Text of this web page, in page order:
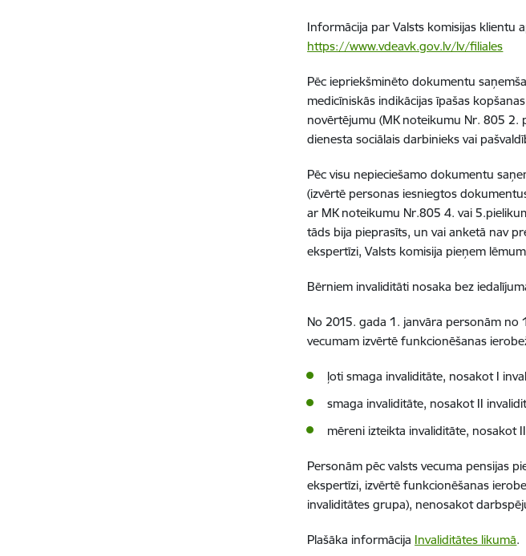
Informācija par Valsts komisijas klientu
https://www.vdeavk.gov.lv/lv/filiales
Pēc iepriekšminēto dokumentu
medicīniskās indikācijas īpašas
novērtējumu (MK noteikumu Nr. 805 2.
dienesta sociālais darbinieks vai
Pēc visu nepieciešamo dokumentu
(izvērtē personas iesniegtos
ar MK noteikumu Nr.805 4. vai
tāds bija pieprasīts, un vai anketā nav
ekspertīzi, Valsts komisija pieņem
Bērniem invaliditāti nosaka bez
No 2015. gada 1. janvāra personām no
vecumam izvērtē funkcionēšanas
ļoti smaga invaliditāte, nosakot I
smaga invaliditāte, nosakot II
mēreni izteikta invaliditāte, nosakot
Personām pēc valsts vecuma pensijas
ekspertīzi, izvērtē funkcionēšanas
invaliditātes grupa), nenosakot
Plašāka informācija Invaliditātes likumā.